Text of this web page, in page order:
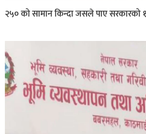
२५० को सामान किन्दा जसले पाए सरकारको